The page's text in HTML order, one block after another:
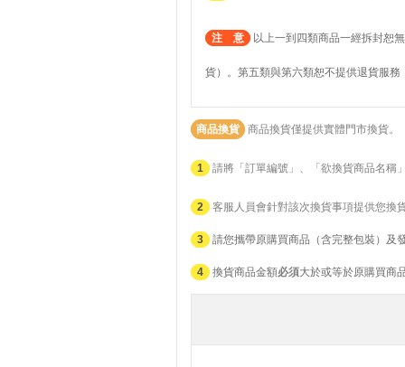
注 意 以上一到四類商品一經拆封恕
貨）。第五類與第六類恕不提供退貨服
商品換貨 商品換貨僅提供實體門市換貨。
1 請將「訂單編號」、「欲換貨商品名稱
2 客服人員會針對該次換貨事項提供您換
3 請您攜帶原購買商品（含完整包裝）及
4 換貨商品金額必須大於或等於原購買商